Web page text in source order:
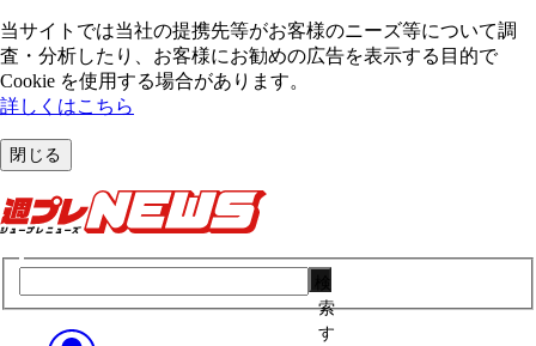
当サイトでは当社の提携先等がお客様のニーズ等について調
査・分析したり、お客様にお勧めの広告を表⽰する⽬的で
Cookie を使⽤する場合があります。
詳しくはこちら
閉じる
索
す